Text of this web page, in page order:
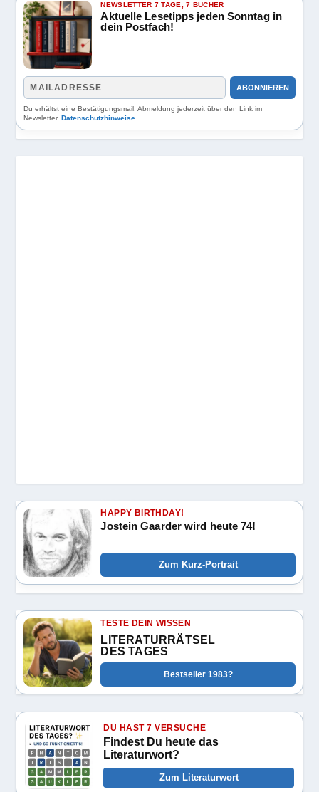
NEWSLETTER 7 TAGE, 7 BÜCHER
Aktuelle Lesetipps jeden Sonntag in
dein Postfach!
ABONNIEREN
Du erhältst eine Bestätigungsmail. Abmeldung jederzeit über den Link im
Newsletter.Datenschutzhinweise
HAPPY BIRTHDAY!
Jostein Gaarder wird heute 74!
Zum Kurz-Portrait
TESTE DEIN WISSEN
LITERATURRÄTSEL
DES TAGES
Bestseller 1983?
DU HAST 7 VERSUCHE
Findest Du heute das
Literaturwort?
Zum Literaturwort